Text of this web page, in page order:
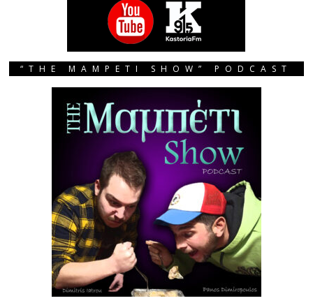
“THE MAMPETI SHOW” PODCAST